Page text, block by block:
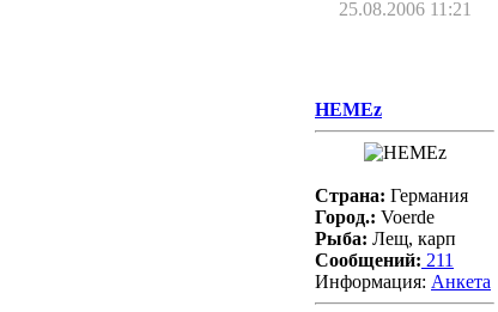
25.08.2006 11:21
HEMEz
Страна: Германия
Город.: Voerde
Рыба: Лещ, карп
Сообщений: 211
Информация: Aнкета